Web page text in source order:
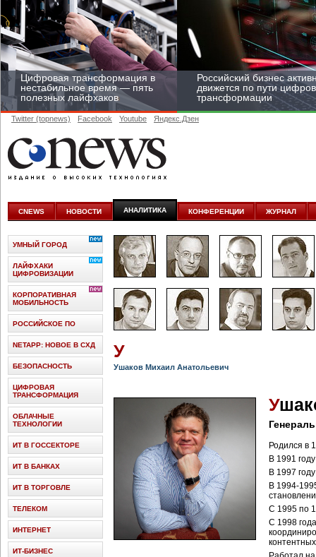
Цифровая трансформация в
нестабильное время — пять
полезных лайфхаков
Российский бизнес
движется по пути
трансформации
цифровизироваться со
скоростью крупных
корпораций
Twitter (topnews) Facebook Youtube Яндекс.Дзен
CNEWS НОВОСТИ АНАЛИТИКА КОНФЕРЕНЦИИ ЖУРНАЛ
У
Ушаков Михаил Анатольевич
У
Родился в
В 1991
В 1997
В 1994-
C 1995 по
С 1998
УМНЫЙ ГОРОД
ЛАЙФХАКИ
ЦИФРОВИЗАЦИИ
КОРПОРАТИВНАЯ
МОБИЛЬНОСТЬ
РОССИЙСКОЕ ПО
NETAPP: НОВОЕ В СХД
БЕЗОПАСНОСТЬ
ЦИФРОВАЯ
ТРАНСФОРМАЦИЯ
ОБЛАЧНЫЕ
ТЕХНОЛОГИИ
ИТ В ГОССЕКТОРЕ
ИТ В БАНКАХ
ИТ В ТОРГОВЛЕ
ТЕЛЕКОМ
ИНТЕРНЕТ
ИТ-БИЗНЕС